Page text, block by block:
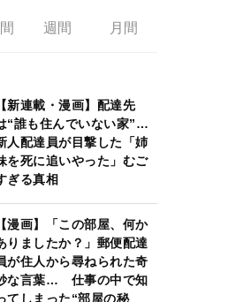
週間 月間
【新連載・漫画】配達先
“誰も住んでいない家”…
人配達員が目撃した「姉
を死に追いやった」むご
ぎる真相
【漫画】「この部屋、何か
りましたか？」郵便配達
が住人から尋ねられた奇
な言葉… 仕事の中で知
てしまった“部屋の秘